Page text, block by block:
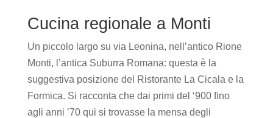
Cucina regionale a Monti
Un piccolo largo su via Leonina, nell’antico Rione
Monti, l’antica Suburra Romana: questa è la
suggestiva posizione del Ristorante La Cicala e la
Formica. Si racconta che dai primi del ‘900 fino
agli anni ’70 qui si trovasse la mensa degli